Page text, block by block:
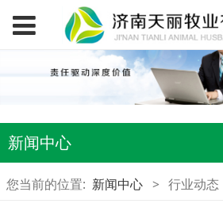
新闻中心
您当前的位置: 新闻中心 > 行业动态